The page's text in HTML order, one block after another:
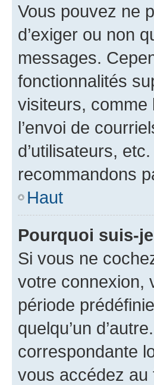
Vous pouvez ne
d’exiger ou non
messages.
fonctionnalités
visiteurs, comme
l’envoi de
d’utilisateurs,
recommandons
Haut
Pourquoi suis-
Si vous ne
votre connexion,
période
quelqu’un
correspondante
vous accédez au